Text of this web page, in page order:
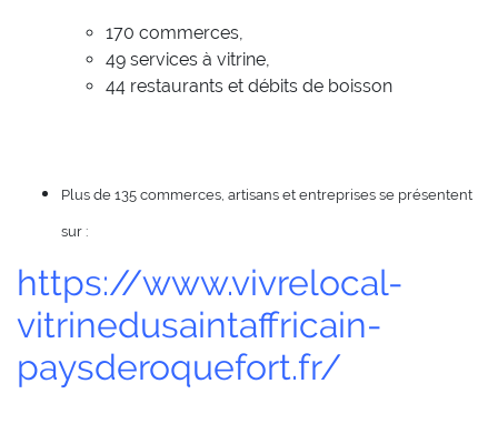
170 commerces,
49 services à vitrine,
44 restaurants et débits de boisson
Plus de 135 commerces, artisans et entreprises se présentent
sur :
https://www.vivrelocal-
vitrinedusaintaffricain-
paysderoquefort.fr/